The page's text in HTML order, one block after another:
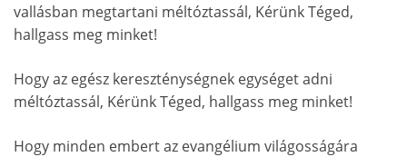
vallásban megtartani méltóztassál, Kérünk Téged,
hallgass meg minket!
Hogy az egész kereszténységnek egységet adni
méltóztassál, Kérünk Téged, hallgass meg minket!
Hogy minden embert az evangélium világosságára